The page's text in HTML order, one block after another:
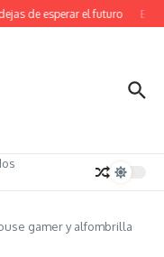
de esperar el futuro El
gamer y alfombrilla